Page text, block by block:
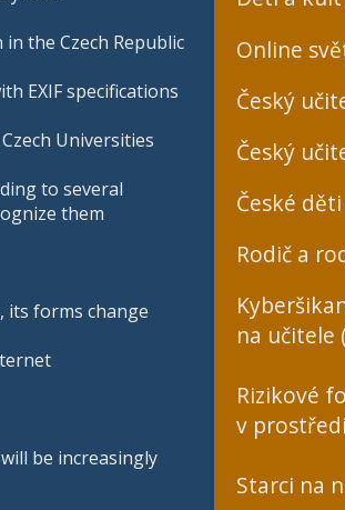
the Czech Republic
EXIF specifications
Universities
to several
them
its forms change
be increasingly
Online
Český
Český
České
Rodič a
na učitele
Rizikové
v
Starci na